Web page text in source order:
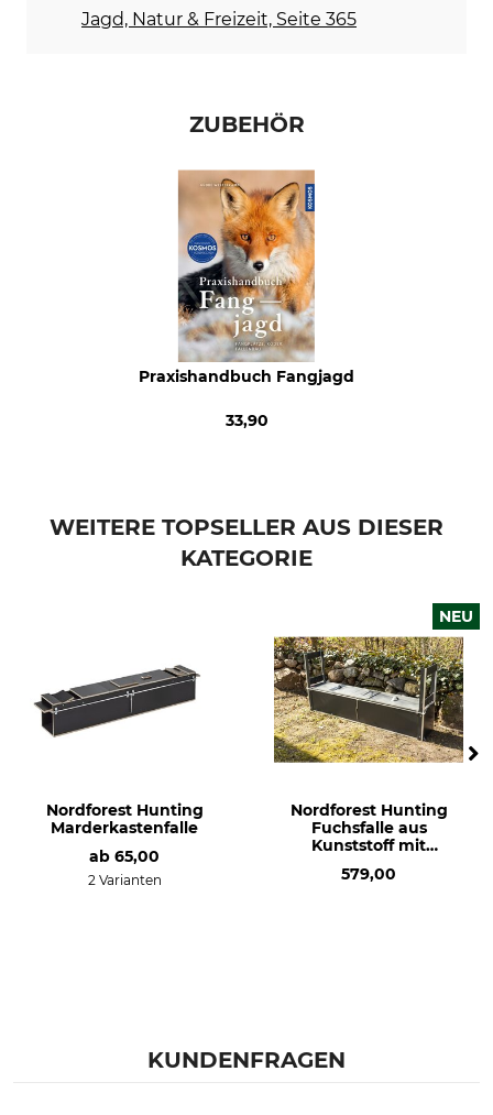
Jagd, Natur & Freizeit, Seite 365
ZUBEHÖR
Praxishandbuch Fangjagd
33,90
WEITERE TOPSELLER AUS DIESER
KATEGORIE
Nordforest Hunting
Marderkastenfalle
ab 65,00
2 Varianten
NEU
Nordforest Hunting
Fuchsfalle aus
Kunststoff mit
579,00
KUNDENFRAGEN